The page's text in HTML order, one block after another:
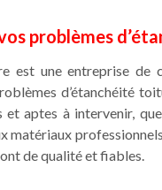
problèmes
une entreprise de
d’étanchéité
aptes à intervenir,
matériaux
de qualité et fiables.